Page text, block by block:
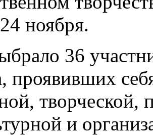
ноября.
36
проявивших
творческой,
и